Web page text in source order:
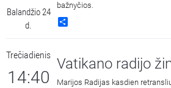
Balandžio 24
d.
bažnyčios.
Trečiadienis
14:40
Vatikano radijo
Marijos Radijas kasdien